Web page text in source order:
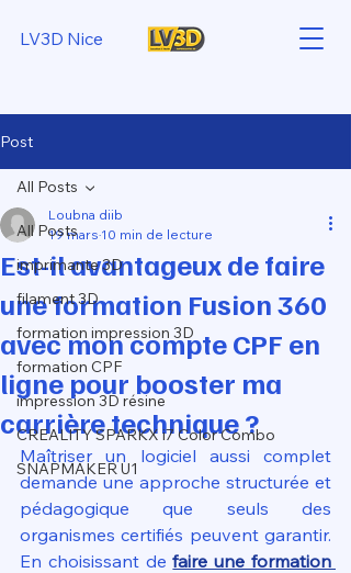
LV3D Nice
Post
All Posts
imprimante 3D
filament 3D
formation impression 3D
formation CPF
impression 3D résine
CREALITY SPARKX i7 Color Combo
SNAPMAKER U1
All Posts
Est-il avantageux de faire
une formation Fusion 360
avec mon compte CPF en
ligne pour booster ma
carrière technique ?
Loubna diib
19 mars 10 min de lecture
Maîtriser un logiciel aussi complet
demande une approche structurée et
pédagogique que seuls des
organismes certifiés peuvent garantir.
En choisissant de faire une formation